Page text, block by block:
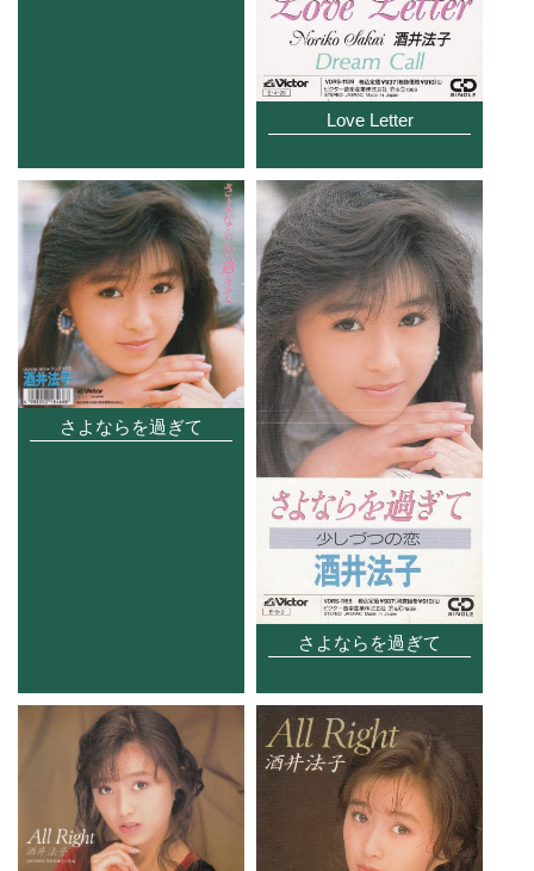
Love Letter
さよならを過ぎて
さよならを過ぎて